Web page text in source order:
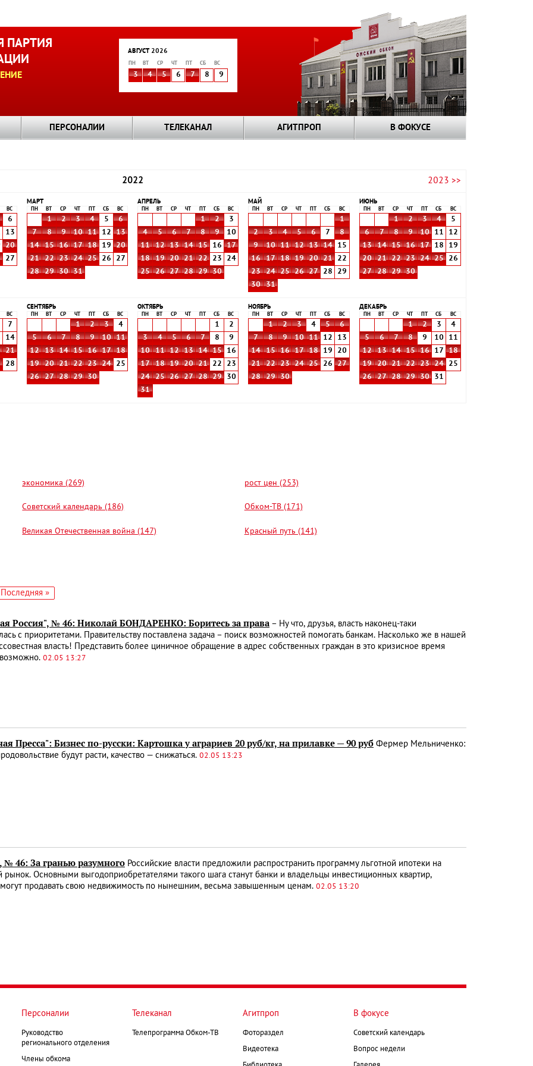
ПАРТИЯ
АВГУСТ 2026
ПН ВТ СР ЧТ СБ ВС
3 4 5 6 7 8 9
ПЕРСОНАЛИИ ТЕЛЕКАНАЛ АГИТПРОП В ФОКУСЕ
2022 2023 >>
ВС
6
13
20
27
МАРТ
ПН ВТ СР ЧТ СБ ВС
1 2 3 4 5
6
7
8 9 10 11 12
13
14
15 16 17 18 19
20
21
22 23 24 25 26
27
28
29 30 31
АПРЕЛЬ
ПН ВТ СР ЧТ СБ ВС
1 2
3
4
5 6 7 8 9
10
11
12 13 14 15 16
17
18
19 20 21 22 23
24
25
26 27 28 29 30
МАЙ
ПН ВТ СР ЧТ СБ ВС
1
2
3 4 5 6 7
8
9
10 11 12 13 14
15
16
17 18 19 20 21
22
23
24 25 26 27 28
29
30
31
ИЮНЬ
ПН ВТ СР ЧТ СБ ВС
1 2 3 4
5
6
7 8 9 10 11
12
13
14 15 16 17 18
19
20
21 22 23 24 25
26
27
28 29 30
ВС
7
14
21
28
СЕНТЯБРЬ
ПН ВТ СР ЧТ СБ ВС
1 2 3
4
5
6 7 8 9 10
11
12
13 14 15 16 17
18
19
20 21 22 23 24
25
26
27 28 29 30
ОКТЯБРЬ
ПН ВТ СР ЧТ СБ ВС
1
2
3
4 5 6 7 8
9
10
11 12 13 14 15
16
17
18 19 20 21 22
23
24
25 26 27 28 29
30
31
НОЯБРЬ
ПН ВТ СР ЧТ СБ ВС
1 2 3 4 5
6
7
8 9 10 11 12
13
14
15 16 17 18 19
20
21
22 23 24 25 26
27
28
29 30
ДЕКАБРЬ
ПН ВТ СР ЧТ СБ ВС
1 2 3
4
5
6 7 8 9 10
11
12
13 14 15 16 17
18
19
20 21 22 23 24
25
26
27 28 29 30 31
экономика (269) рост цен (253)
Советский календарь (186) Обком-ТВ (171)
Великая Отечественная война (147) Красный путь (141)
Последняя
Последняя »
Россия", № 46: Николай БОНДАРЕНКО: Боритесь за права – Ну что, друзья, власть наконец-таки
с приоритетами. Правительству поставлена задача – поиск возможностей помогать банкам. Насколько же в нашей
власть! Представить более циничное обращение в адрес собственных граждан в это кризисное время
02.05 13:27
Пресса": Бизнес по-русски: Картошка у аграриев 20 руб/кг, на прилавке — 90 руб Фермер Мельниченко:
будут расти, качество — снижаться. 02.05 13:23
№ 46: За гранью разумного Российские власти предложили распространить программу льготной ипотеки на
рынок. Основными выгодоприобретателями такого шага станут банки и владельцы инвестиционных квартир,
продавать свою недвижимость по нынешним, весьма завышенным ценам. 02.05 13:20
Персоналии
Руководство
регионального отделения
Члены обкома
Телеканал
Телепрограмма Обком-ТВ
Агитпроп
Фотораздел
Видеотека
В фокусе
Советский календарь
Вопрос недели